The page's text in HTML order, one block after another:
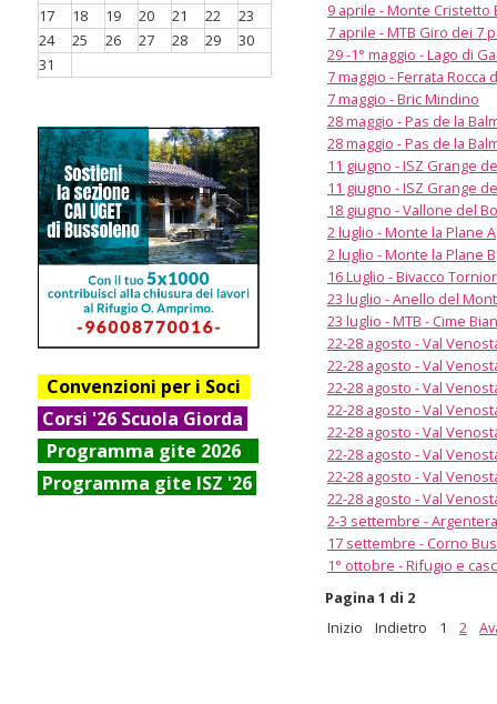
17
18 19 20 21 22
23
24
25 26 27 28 29
30
31
Convenzioni per i Soci
Corsi '26 Scuola Giorda
Programma gite 2026
Programma gite ISZ '26
9 aprile - Monte Cristetto
7 aprile - MTB Giro dei 7
29 -1° maggio - Lago di
7 maggio - Ferrata Rocca
7 maggio - Bric Mindino
28 maggio - Pas de la
28 maggio - Pas de la
11 giugno - ISZ Grange
11 giugno - ISZ Grange
18 giugno - Vallone del
2 luglio - Monte la Plane A
2 luglio - Monte la Plane B
16 Luglio - Bivacco
23 luglio - Anello del
23 luglio - MTB - Cime
22-28 agosto - Val
22-28 agosto - Val
22-28 agosto - Val
22-28 agosto - Val
22-28 agosto - Val
22-28 agosto - Val
22-28 agosto - Val
22-28 agosto - Val
2-3 settembre - Argentera
17 settembre - Corno
1° ottobre - Rifugio e
Pagina 1 di 2
Inizio
Indietro 1 2